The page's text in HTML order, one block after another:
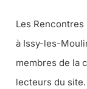
Les
à Issy-les-
membres de la
lecteurs du site.